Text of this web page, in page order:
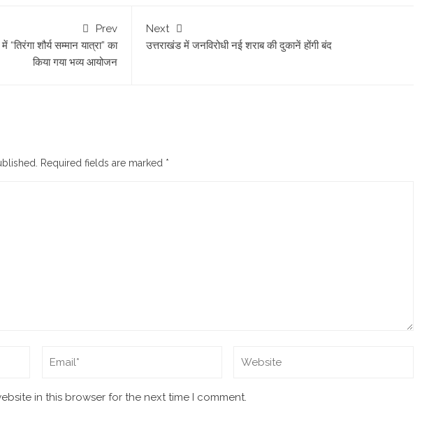
Prev
शौर्य सम्मान यात्रा” का
किया गया भव्य आयोजन
Next
उत्तराखंड में जनविरोधी नई शराब की दुकानें होंगी बंद
Required fields are marked *
in this browser for the next time I comment.